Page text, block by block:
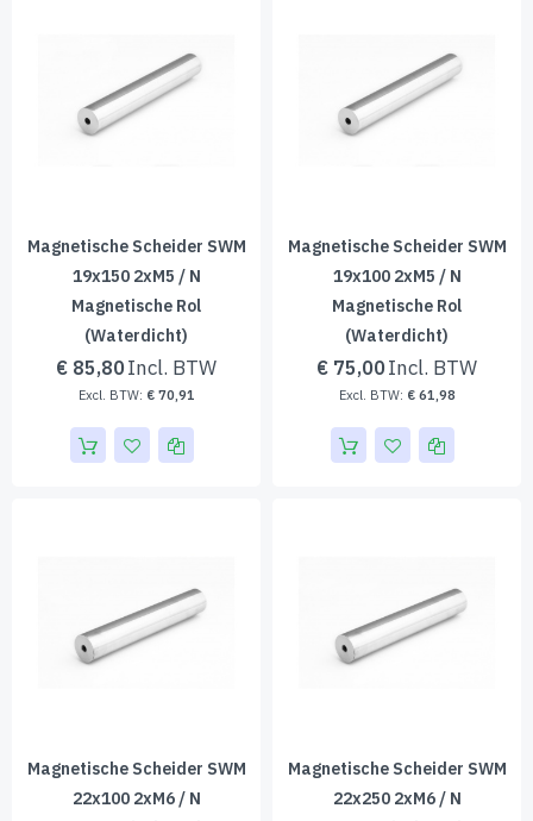
Magnetische Scheider SWM
19x150 2xM5 / N
Magnetische Rol
(waterdicht)
€ 85,80
€ 70,91
Magnetische Scheider SWM
19x100 2xM5 / N
Magnetische Rol
(waterdicht)
€ 75,00
€ 61,98
Magnetische Scheider SWM
22x100 2xM6 / N
Magnetische Scheider SWM
22x250 2xM6 / N